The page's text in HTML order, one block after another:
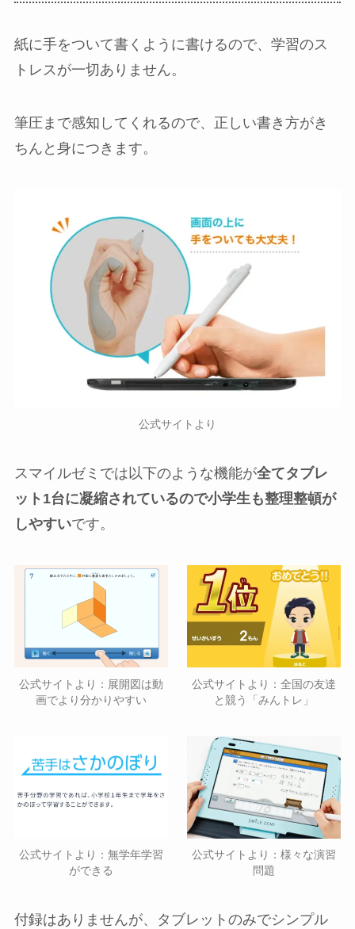
紙に手をついて書くように書けるので、学習のス
トレスが一切ありません。
筆圧まで感知してくれるので、正しい書き方がき
ちんと身につきます。
公式サイトより
スマイルゼミでは以下のような機能が全てタブレ
ット1台に凝縮されているので小学生も整理整頓が
しやすいです。
公式サイトより：展開図は動
画でより分かりやすい
公式サイトより：全国の友達
と競う「みんトレ」
公式サイトより：無学年学習
ができる
公式サイトより：様々な演習
問題
付録はありませんが、タブレットのみでシンプル